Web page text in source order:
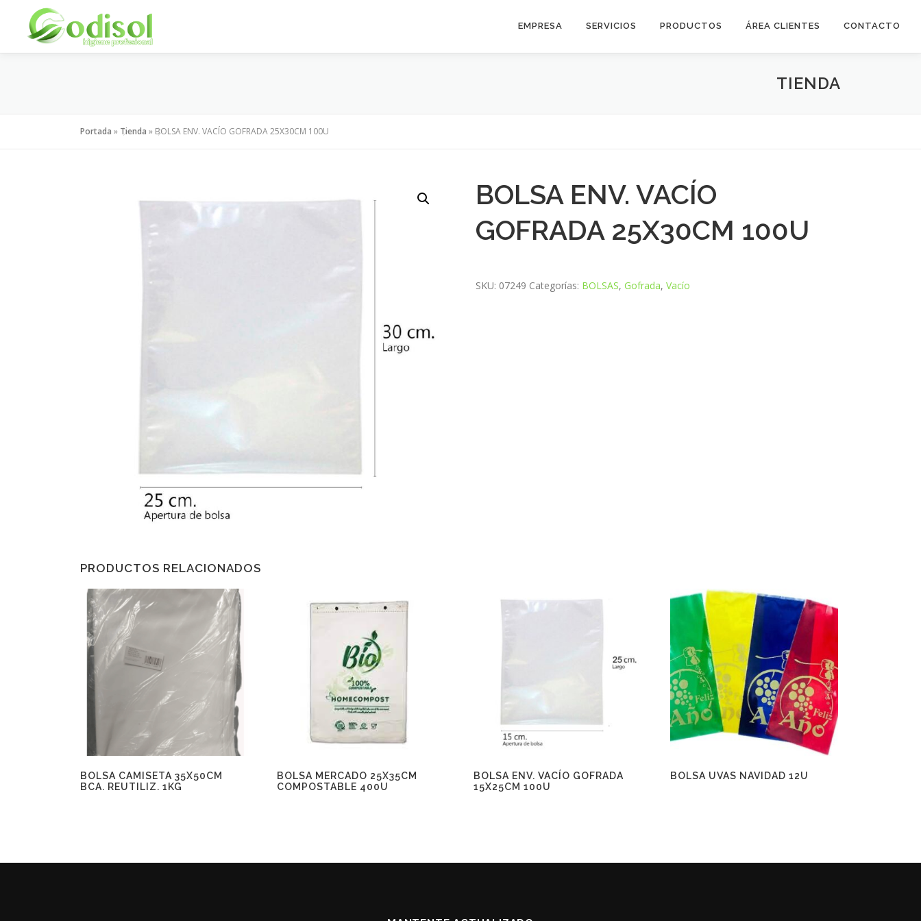
contenido
EMPRESA SERVICIOS PRODUCTOS ÁREA CLIENTES CONTACTO
TIENDA
Portada » Tienda » BOLSA ENV. VACÍO GOFRADA 25X30CM 100U
BOLSA ENV. VACÍO
GOFRADA 25X30CM 100U
SKU: 07249 Categorías: BOLSAS,Gofrada,Vacío
PRODUCTOS RELACIONADOS
BOLSA CAMISETA 35X50CM
BCA. REUTILIZ. 1KG
BOLSA MERCADO 25X35CM
COMPOSTABLE 400U
BOLSA ENV. VACÍO GOFRADA
15X25CM 100U
BOLSA UVAS NAVIDAD 12U